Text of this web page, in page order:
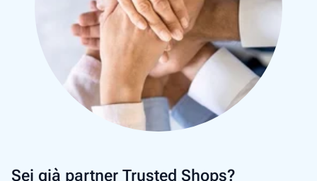
Sei già partner Trusted Shops?